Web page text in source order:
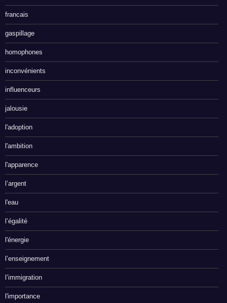
francais
gaspillage
homophones
inconvénients
influenceurs
jalousie
l'adoption
l'ambition
l'apparence
l’argent
l'eau
l’égalité
l'énergie
l’enseignement
l’immigration
l'importance